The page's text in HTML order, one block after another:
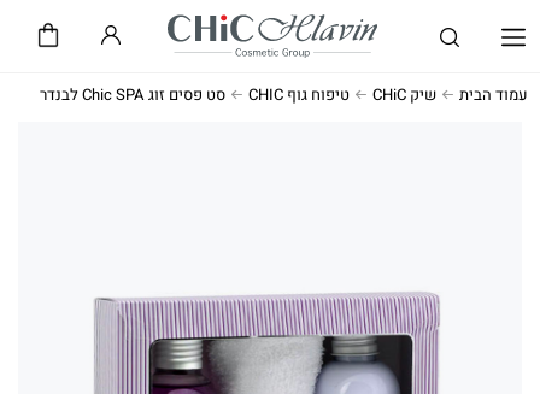
עמוד הבית שיק CHiC טיפוח גוף CHIC סט פסים זוג Chic SPA לבנדר